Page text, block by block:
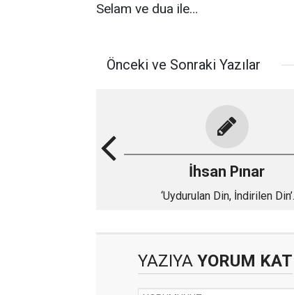
Selam ve dua ile…
Önceki ve Sonraki Yazılar
İhsan Pınar
‘Uydurulan Din, İndirilen Din’
YAZIYA YORUM KAT